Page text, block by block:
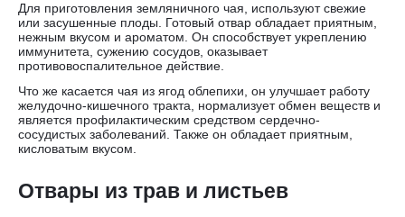
Для приготовления земляничного чая, используют свежие
или засушенные плоды. Готовый отвар обладает приятным,
нежным вкусом и ароматом. Он способствует укреплению
иммунитета, сужению сосудов, оказывает
противовоспалительное действие.
Что же касается чая из ягод облепихи, он улучшает работу
желудочно-кишечного тракта, нормализует обмен веществ и
является профилактическим средством сердечно-
сосудистых заболеваний. Также он обладает приятным,
кисловатым вкусом.
Отвары из трав и листьев